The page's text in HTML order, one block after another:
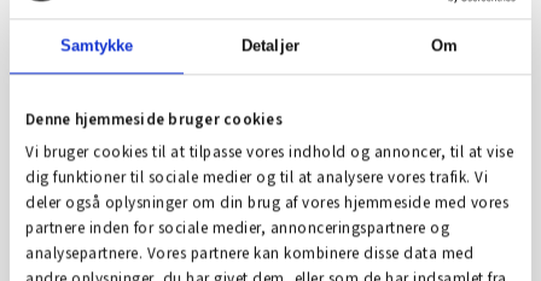
Samtykke Detaljer Om
Denne hjemmeside bruger cookies
Vi bruger cookies til at tilpasse vores indhold og annoncer, til at vise
dig funktioner til sociale medier og til at analysere vores trafik. Vi
deler også oplysninger om din brug af vores hjemmeside med vores
partnere inden for sociale medier, annonceringspartnere og
analysepartnere. Vores partnere kan kombinere disse data med